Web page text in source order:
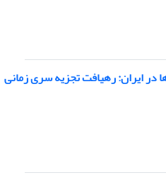
ایران: رهیافت تجزیه سری زمانی